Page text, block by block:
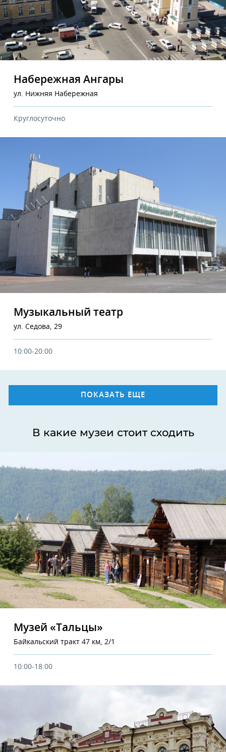
Набережная Ангары
ул. Нижняя Набережная
Круглосуточно
Музыкальный театр
ул. Седова, 29
10:00-20:00
ПОКАЗАТЬ ЕЩЕ
В какие музеи стоит сходить
Музей «Тальцы»
Байкальский тракт 47 км, 2/1
10:00-18:00